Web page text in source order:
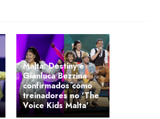
Malta: Destiny e
Gianluca Bezzina
confirmados como
treinadores no 'The
Voice Kids Malta'